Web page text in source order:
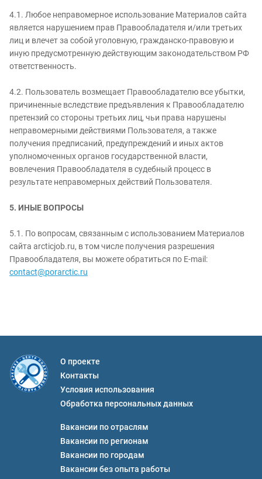
4.1. Любое неправомерное использование Материалов сайта
является нарушением прав Правообладателя и/или третьих
лиц и влечет за собой уголовную, гражданско-правовую и
иную предусмотренную действующим законодательством РФ
ответственность.
4.2. Пользователь возмещает Правообладателю все убытки,
причиненные вследствие предъявления к Правообладателю
претензий со стороны третьих лиц, чьи права нарушены
неправомерными действиями Пользователя, а также
получения предписаний, предупреждений и иных актов
уполномоченных органов государственной власти,
вовлечения Правообладателя в судебный процесс в
результате неправомерных действий Пользователя.
5. ИНЫЕ ВОПРОСЫ
5.1. По вопросам, связанным с использованием Материалов
сайта arcticjob.ru, в том числе получения разрешения
Правообладателя, вы можете обратиться по E-mail:
contact@porarctic.ru
О проекте
Контакты
Условия использования
Обработка персональных данных
Вакансии по отраслям
Вакансии по регионам
Вакансии по городам
Вакансии без опыта работы